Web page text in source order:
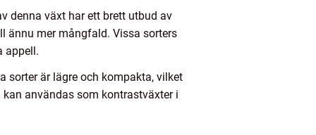
denna växt har ett brett utbud av
ännu mer mångfald. Vissa sorters
appell.
sorter är lägre och kompakta, vilket
användas som kontrastväxter i